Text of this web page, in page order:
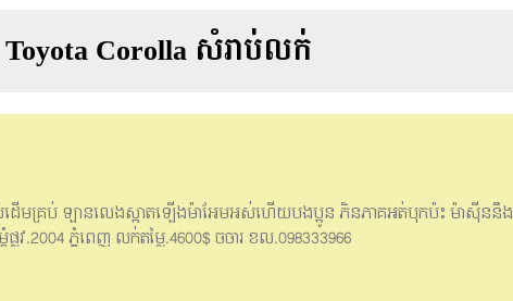
Toyota Corolla សំរាប់លក់
ាស់ដើមគ្រប់ ឡានលេងស្អាតឡើងម៉ាអែមអស់ហើយបងប្អូន ភិនភាគអត់បុកប៉ះ ម៉ាសុីននឹង
វ.2004 ភ្នំពេញ លក់តម្លៃ.4600$ ចចារ ខល.098333966